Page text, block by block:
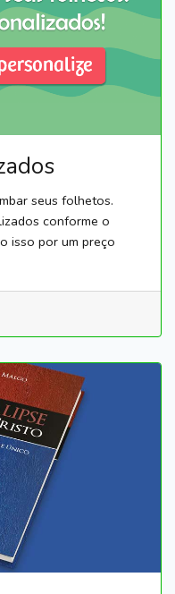
seus folhetos.
conforme o
isso por um preço